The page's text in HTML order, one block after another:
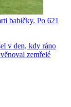
babičky. Po 621
v den, kdy ráno
zemřelé